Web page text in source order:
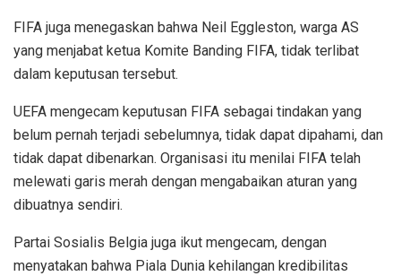
FIFA juga menegaskan bahwa Neil Eggleston, warga AS
yang menjabat ketua Komite Banding FIFA, tidak terlibat
dalam keputusan tersebut.
UEFA mengecam keputusan FIFA sebagai tindakan yang
belum pernah terjadi sebelumnya, tidak dapat dipahami, dan
tidak dapat dibenarkan. Organisasi itu menilai FIFA telah
melewati garis merah dengan mengabaikan aturan yang
dibuatnya sendiri.
Partai Sosialis Belgia juga ikut mengecam, dengan
menyatakan bahwa Piala Dunia kehilangan kredibilitas